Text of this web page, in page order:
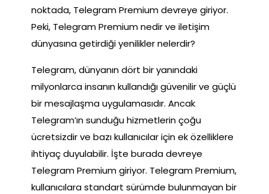
noktada, Telegram Premium devreye giriyor.
Peki, Telegram Premium nedir ve iletişim
dünyasına getirdiği yenilikler nelerdir?
Telegram, dünyanın dört bir yanındaki
milyonlarca insanın kullandığı güvenilir ve güçlü
bir mesajlaşma uygulamasıdır. Ancak
Telegram’ın sunduğu hizmetlerin çoğu
ücretsizdir ve bazı kullanıcılar için ek özelliklere
ihtiyaç duyulabilir. İşte burada devreye
Telegram Premium giriyor. Telegram Premium,
kullanıcılara standart sürümde bulunmayan bir